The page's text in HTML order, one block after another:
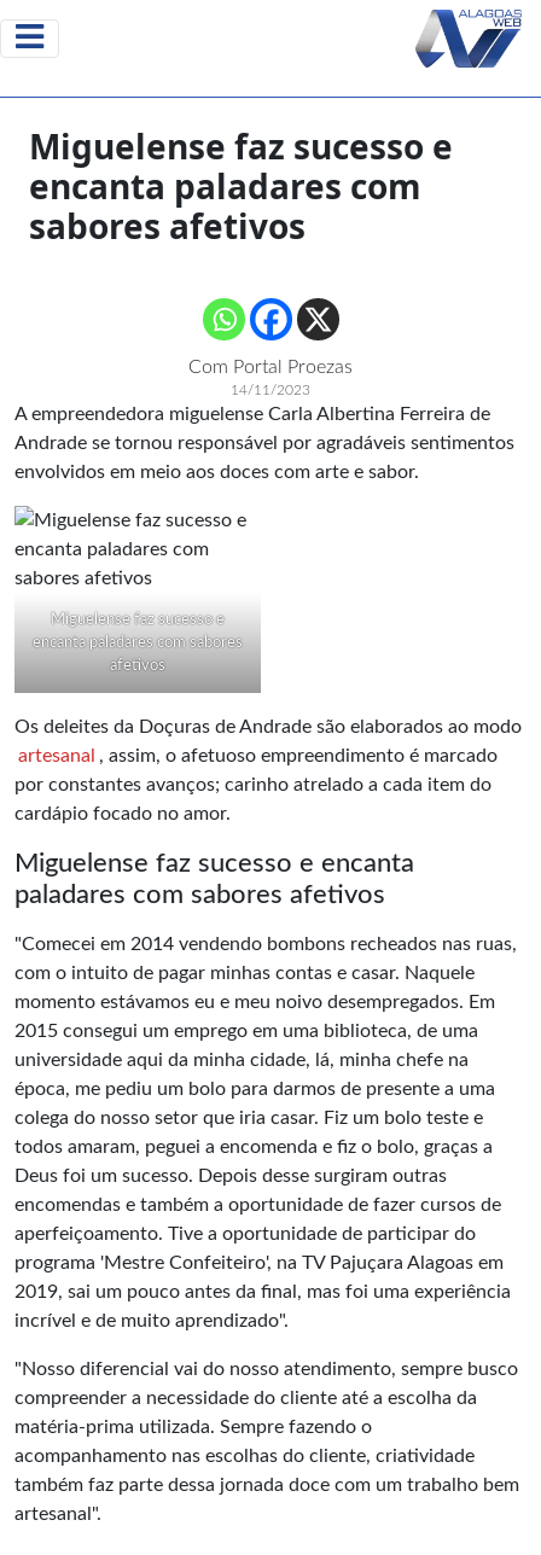
Miguelense faz sucesso e
encanta paladares com
sabores afetivos
Com Portal Proezas
14/11/2023
A empreendedora miguelense Carla Albertina Ferreira de
Andrade se tornou responsável por agradáveis sentimentos
envolvidos em meio aos doces com arte e sabor.
Miguelense faz sucesso e
encanta paladares com sabores
afetivos
Os deleites da Doçuras de Andrade são elaborados ao modo
artesanal , assim, o afetuoso empreendimento é marcado
por constantes avanços; carinho atrelado a cada item do
cardápio focado no amor.
Miguelense faz sucesso e encanta
paladares com sabores afetivos
"Comecei em 2014 vendendo bombons recheados nas ruas,
com o intuito de pagar minhas contas e casar. Naquele
momento estávamos eu e meu noivo desempregados. Em
2015 consegui um emprego em uma biblioteca, de uma
universidade aqui da minha cidade, lá, minha chefe na
época, me pediu um bolo para darmos de presente a uma
colega do nosso setor que iria casar. Fiz um bolo teste e
todos amaram, peguei a encomenda e fiz o bolo, graças a
Deus foi um sucesso. Depois desse surgiram outras
encomendas e também a oportunidade de fazer cursos de
aperfeiçoamento. Tive a oportunidade de participar do
programa 'Mestre Confeiteiro', na TV Pajuçara Alagoas em
2019, sai um pouco antes da final, mas foi uma experiência
incrível e de muito aprendizado".
"Nosso diferencial vai do nosso atendimento, sempre busco
compreender a necessidade do cliente até a escolha da
matéria-prima utilizada. Sempre fazendo o
acompanhamento nas escolhas do cliente, criatividade
também faz parte dessa jornada doce com um trabalho bem
artesanal".